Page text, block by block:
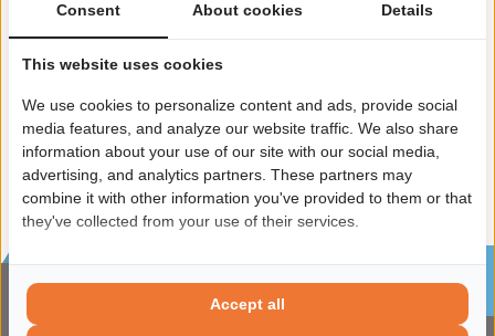
Garantie:2 jaar garantie
Materiaal:Keramiek
Enkel in combinatie met:FK91403
Product in orde:
Controleteken:E9-103R
Sinds 2002 de specialist in katalysatoren en
roetfilters
CONTACTGEGVENS
Consent About cookies Details
This website uses cookies
We use cookies to personalize content and ads, provide social
media features, and analyze our website traffic. We also share
information about your use of our site with our social media,
advertising, and analytics partners. These partners may
combine it with other information you've provided to them or that
they've collected from your use of their services.
Accept all